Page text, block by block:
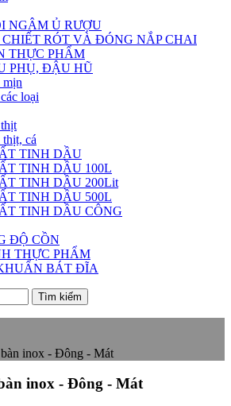
NGÂM Ủ RƯỢU
RÓT VÀ ĐÓNG NẮP CHAI
THỰC PHẨM
PHỤ, ĐẬU HŨ
mịn
loại
cá
TINH DẦU
TINH DẦU 100L
TINH DẦU 200Lit
TINH DẦU 500L
TINH DẦU CÔNG
ĐỘ CỒN
THỰC PHẨM
BÁT ĐĨA
Tìm kiếm
inox - Đông - Mát
inox - Đông - Mát